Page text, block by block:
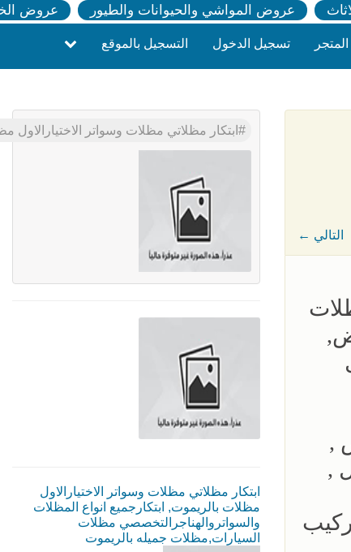
عروض المواشي والحيوانات والطيور عروض
المتجر تسجيل الدخول التسجيل بالموقع
← التالي
,
,
ابتكار مظلاتي مظلات وسواتر
ابتكار مظلاتي مظلات وسواتر الاختيارالاول
مظلات بالريموت, ابتكارجميع انواع المظلات
والسواتروالهناجرالتخصصي مظلات
السيارات,مظلات جميله بالريموت